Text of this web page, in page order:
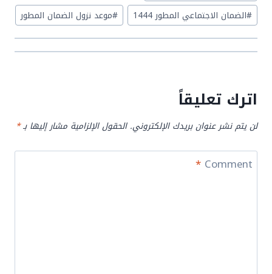
#الضمان الاجتماعي المطور 1444 #موعد نزول الضمان المطور
اترك تعليقاً
لن يتم نشر عنوان بريدك الإلكتروني. الحقول الإلزامية مشار إليها بـ*
Comment
*